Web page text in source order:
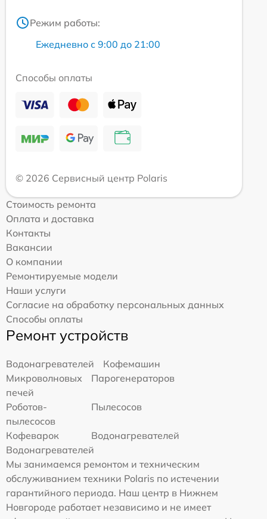
Режим работы:
Ежедневно с 9:00 до 21:00
Способы оплаты
© 2026 Сервисный центр Polaris
Стоимость ремонта
Оплата и доставка
Контакты
Вакансии
О компании
Ремонтируемые модели
Наши услуги
Согласие на обработку персональных данных
Способы оплаты
Ремонт устройств
Водонагревателей
Кофемашин
Микроволновых
печей
Парогенераторов
Роботов-
пылесосов
Пылесосов
Кофеварок
Водонагревателей
Водонагревателей
Мы занимаемся ремонтом и техническим
обслуживанием техники Polaris по истечении
гарантийного периода. Наш центр в Нижнем
Новгороде работает независимо и не имеет